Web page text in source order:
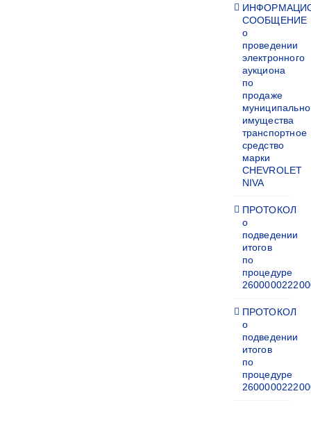
СООБЩЕНИЕ
о
проведении
электронного
аукциона
по
продаже
имущества
транспортное
средство
марки
CHEVROLET
NIVA
ПРОТОКОЛ
о
подведении
итогов
по
процедуре
ПРОТОКОЛ
о
подведении
итогов
по
процедуре